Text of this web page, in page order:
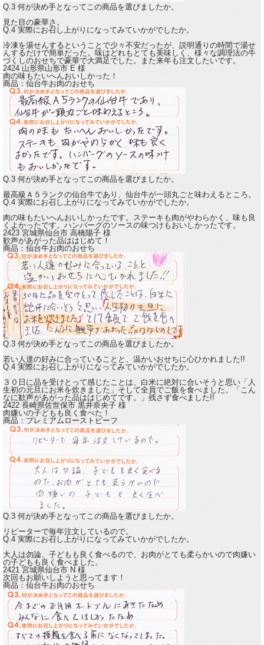
Q.3 何が決め手となってこの商品を選びましたか。
見た目の豪華さ。
Q.4 実際にお召し上がりになってみていかがでしたか。
冷凍を湯せんするということで少々不安だったが、説明通りの時間で湯せ
んするだけで簡単だった。味はどれもとても美味しく、様々な調理法の牛
づくしのおせちで豪華で大満足でした。また来年も注文したいです。
2424 山形県山形市E様
肉の味もたいへんおいしかった！
商品：仙台牛お肉のおせち
Q.3 何が決め手となってこの商品を選びましたか。
最高級Ａ５ランクの仙台牛であり、仙台牛が一頭丸ごと味わえるところ。
Q.4 実際にお召し上がりになってみていかがでしたか。
肉の味もたいへんおいしかったです。ステーキも肉がやわらかく、味も良
くよかったです。ハンバーグのソースの味つけもおいしかったです。
2423 宮城県仙台市高橋陽子様
歓声があがった品ははじめて！
商品：仙台牛お肉のおせち
Q.3 何が決め手となってこの商品を選びましたか。
若い人達の好みに合っていることと、温かいおせちに心ひかれました!!
Q.4 実際にお召し上がりになってみていかがでしたか。
３０日に品を受けとって感じたことは、白米に絶対に合いそうと思い「人
生初の元旦にお米を炊きました」そして全員でご飯を食べました。「こん
なに歓声があがった品ははじめてです。」残さず食べました!!
2422 長崎県佐世保市黒井奈央子様
肉嫌いの子どもも良く食べた！
商品：プレミアムローストビーフ
Q.3 何が決め手となってこの商品を選びましたか。
リピーターで毎年注文しているので。
Q.4 実際にお召し上がりになってみていかがでしたか。
大人は勿論、子どもも良く食べるので、お肉がとても柔らかいので肉嫌い
の子どもも良く食べました。
2421 宮城県仙台市N様
次回もお願いしようと思ってます！
商品：仙台牛お肉のおせち